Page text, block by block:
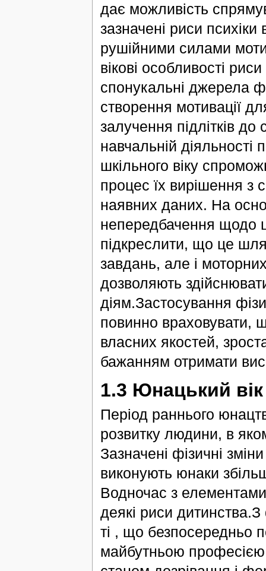
дає можливість
зазначені риси
рушійними силами
вікові особливості
спонукальні джерела
створення мотивації
залучення підлітків
навчальній діяльності
шкільного віку
процес їх вирішення з
наявних даних. На
непередбачення щодо
підкреслити, що це
завдань, але і
дозволяють
діям.Застосування
повинно враховувати,
власних якостей,
бажанням отримати
1.3 Юнацький вік
Період раннього
розвитку людини, в
Зазначені фізичні
виконують юнаки
Водночас з
деякі риси
ті , що безпосередньо
майбутньою